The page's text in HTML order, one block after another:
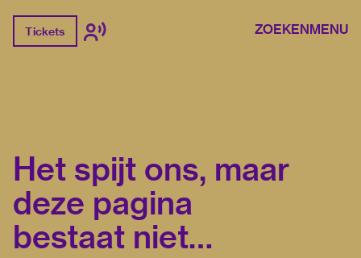
Tickets ZOEKENMENU
Het spijt ons, maar
deze pagina
bestaat niet…